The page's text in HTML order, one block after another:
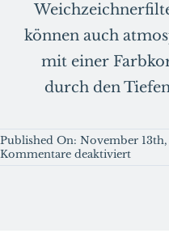
können auch
mit einer
durch den
Published On: November 13th,
Kommentare deaktiviertfür